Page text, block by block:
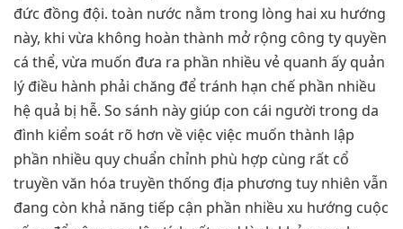
đức đồng đội. toàn nước nằm trong lòng hai xu hướng
này, khi vừa không hoàn thành mở rộng công ty quyền
cá thể, vừa muốn đưa ra phần nhiều vẻ quanh ấy quản
lý điều hành phải chăng để tránh hạn chế phần nhiều
hệ quả bị hễ. So sánh này giúp con cái người trong da
đình kiểm soát rõ hơn về việc việc muốn thành lập
phần nhiều quy chuẩn chỉnh phù hợp cùng rất cổ
truyền văn hóa truyền thống địa phương tuy nhiên vẫn
đang còn khả năng tiếp cận phần nhiều xu hướng cuộc